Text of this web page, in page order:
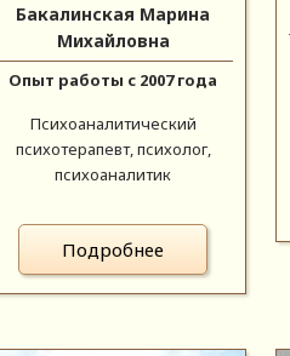
Бакалинская Марина
Михайловна
Опыт работы с 2007 года
Психоаналитический
психотерапевт, психолог,
психоаналитик
Подробнее